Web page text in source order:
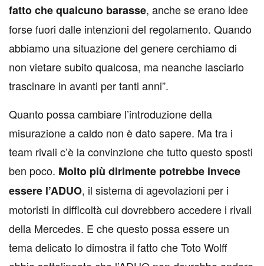
fatto che qualcuno barasse, anche se erano idee
forse fuori dalle intenzioni del regolamento. Quando
abbiamo una situazione del genere cerchiamo di
non vietare subito qualcosa, ma neanche lasciarlo
trascinare in avanti per tanti anni”.
Quanto possa cambiare l’introduzione della
misurazione a caldo non è dato sapere. Ma tra i
team rivali c’è la convinzione che tutto questo sposti
ben poco. Molto più dirimente potrebbe invece
essere l’ADUO, il sistema di agevolazioni per i
motoristi in difficoltà cui dovrebbero accedere i rivali
della Mercedes. E che questo possa essere un
tema delicato lo dimostra il fatto che Toto Wolff